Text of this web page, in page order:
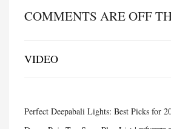
COMMENTS ARE OFF
VIDEO
Perfect Deepabali Lights: Best Picks for